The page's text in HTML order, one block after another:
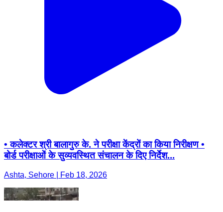
• कलेक्टर श्री बालागुरु के. ने परीक्षा केंद्रों का किया निरीक्षण •
बोर्ड परीक्षाओं के सुव्यवस्थित संचालन के दिए निर्देश...
Ashta, Sehore | Feb 18, 2026